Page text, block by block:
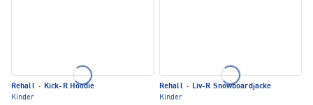
Rehall · Kick-R Hoodie
Kinder
Rehall · Liv-R Snowboardjacke
Kinder